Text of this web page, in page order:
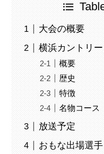
大会の概要
横浜カントリ
概要
歴史
特徴
名物コース
放送予定
おもな出場選手